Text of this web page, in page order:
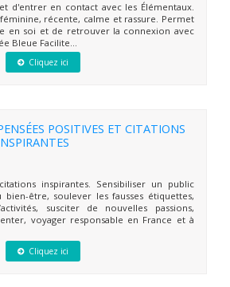
d'entrer en contact avec les Élémentaux.
récente, calme et rassure. Permet
en soi et de retrouver la connexion avec
Bleue Facilite...
Cliquez ici
POSITIVES ET CITATIONS
inspirantes. Sensibiliser un public
être, soulever les fausses étiquettes,
susciter de nouvelles passions,
voyager responsable en France et à
Cliquez ici